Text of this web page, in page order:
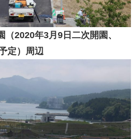
2020年3月9日二次開園、
定）周辺